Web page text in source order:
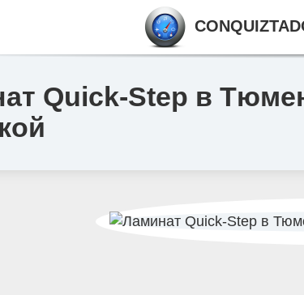
Quick-Step в